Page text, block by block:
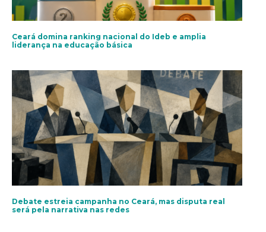
Ceará domina ranking nacional do Ideb e amplia
liderança na educação básica
Debate estreia campanha no Ceará, mas disputa real
será pela narrativa nas redes